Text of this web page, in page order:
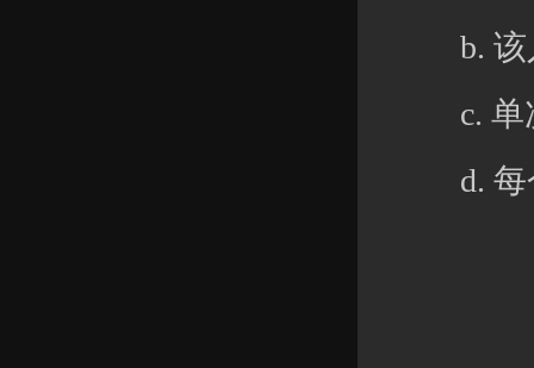
b. 该入
c. 单次
d. 每个